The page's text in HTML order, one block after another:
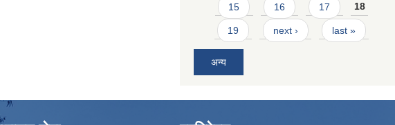
15 16 17 18
19 next › last »
अन्य